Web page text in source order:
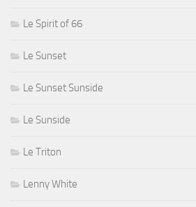
Le Spirit of 66
Le Sunset
Le Sunset Sunside
Le Sunside
Le Triton
Lenny White